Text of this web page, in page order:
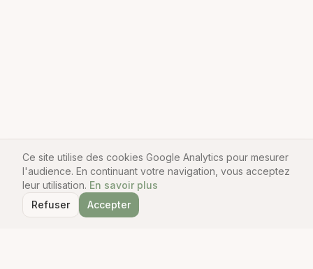
Ce site utilise des cookies Google Analytics pour mesurer
l'audience. En continuant votre navigation, vous acceptez
leur utilisation. En savoir plus
Refuser
Accepter